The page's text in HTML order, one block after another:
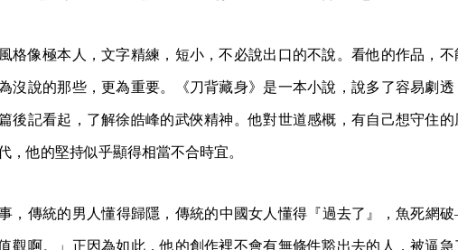
格像極本人，文字精練，短小，不必說出口的不說。看他的作品，
沒說的那些，更為重要。《刀背藏身》是一本小說，說多了容易劇
後記看起，了解徐皓峰的武俠精神。他對世道感概，有自己想守住
，他的堅持似乎顯得相當不合時宜。
事，傳統的男人懂得歸隱，傳統的中國女人懂得『過去了』，魚死網
觀啊。」正因為如此，他的創作裡不會有無條件豁出去的人，被逼